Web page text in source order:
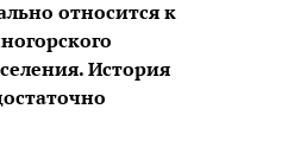
относится к
История